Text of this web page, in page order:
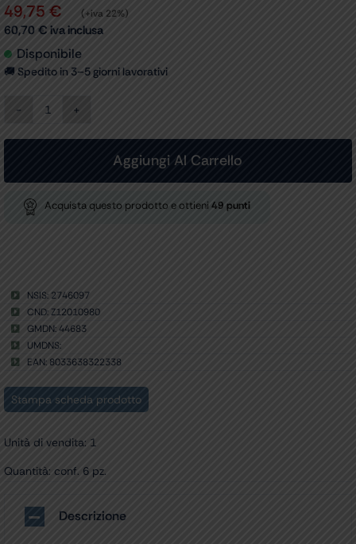
49,75 € (+iva 22%)
60,70 € iva inclusa
Disponibile
🚚 Spedito in 3–5 giorni lavorativi
ELETTRODO
FILO
-
ANGOLATO
45°
Aggiungi Al Carrello
Acquista questo prodotto e ottieni 49 punti
NSIS: 2746097
CND: Z12010980
GMDN: 44683
UMDNS:
EAN: 8033638322338
Stampa scheda prodotto
Unità di vendita: 1
Quantità: conf. 6 pz.
Descrizione